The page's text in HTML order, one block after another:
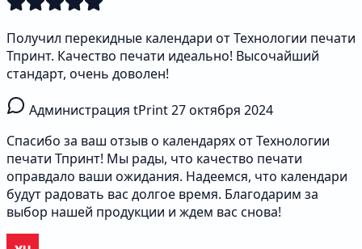
Получил перекидные календари от Технологии печати
Тпринт. Качество печати идеально! Высочайший
стандарт, очень доволен!
Администрация tPrint27 октября 2024
Спасибо за ваш отзыв о календарях от Технологии
печати Тпринт! Мы рады, что качество печати
оправдало ваши ожидания. Надеемся, что календари
будут радовать вас долгое время. Благодарим за
выбор нашей продукции и ждем вас снова!